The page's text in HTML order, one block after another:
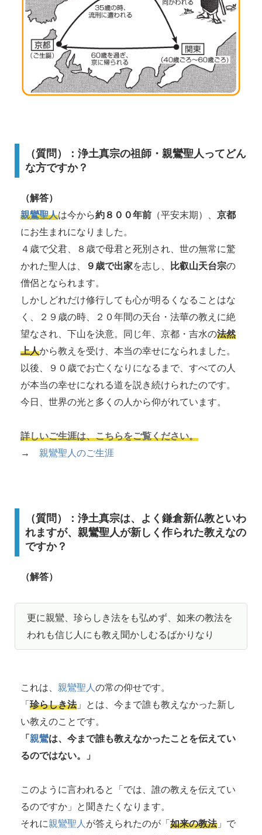
（質問）：浄土真宗の祖師・親鸞聖人ってどん
な方ですか？
（解答）
親鸞聖人は今から約８００年前 （平安末期）、 京都
にお生まれになりました。
４歳で父君、８歳で母君と死別され、世の無常に驚
かれた聖人は、
９歳で出家を志し、 比叡山天台宗の
僧侶となられます。
しかしどれだけ修行しても心が明るくなることはな
く、２９歳の時、２０年間の天台・法華の教えに絶
望なされ、下山を決意。同じ年、京都・吉水の法然
上人から教えを受け、本当の幸せになられました。
以後、９０歳でお亡くなりになるまで、すべての人
が本当の幸せになれる道を説き続けられたのです。
今日、世界の光と多くの人から仰がれています。
詳しいご生涯は、こちらをご覧ください。
→ 親鸞聖人のご生涯
（質問）：浄土真宗は、よく鎌倉新仏教といわ
れますが、親鸞聖人が新しく作られた教えなの
ですか？
（解答）
更に親鸞、珍らしき法をも弘めず、如来の教法を
われも信じ人にも教え聞かしむるばかりなり
これは、 親鸞聖人 の常の仰せです。
「 珍らしき法」とは、今まで誰も教えなかった新し
い教えのことです。
「 親鸞は、今まで誰も教えなかったことを伝えてい
るのではない。」
このように言われると「では、誰の教えを伝えてい
るのですか」と聞きたくなります。
それに親鸞聖人 が答えられたのが「 如来の教法」で